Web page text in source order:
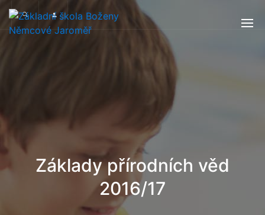
Základy přírodních věd
2016/17